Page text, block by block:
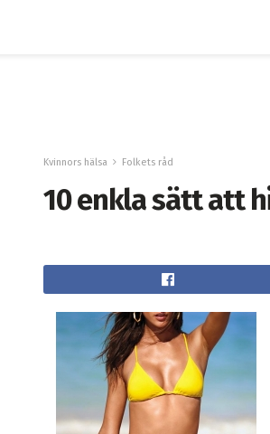
Kvinnors hälsa Folkets råd
10 enkla sätt att